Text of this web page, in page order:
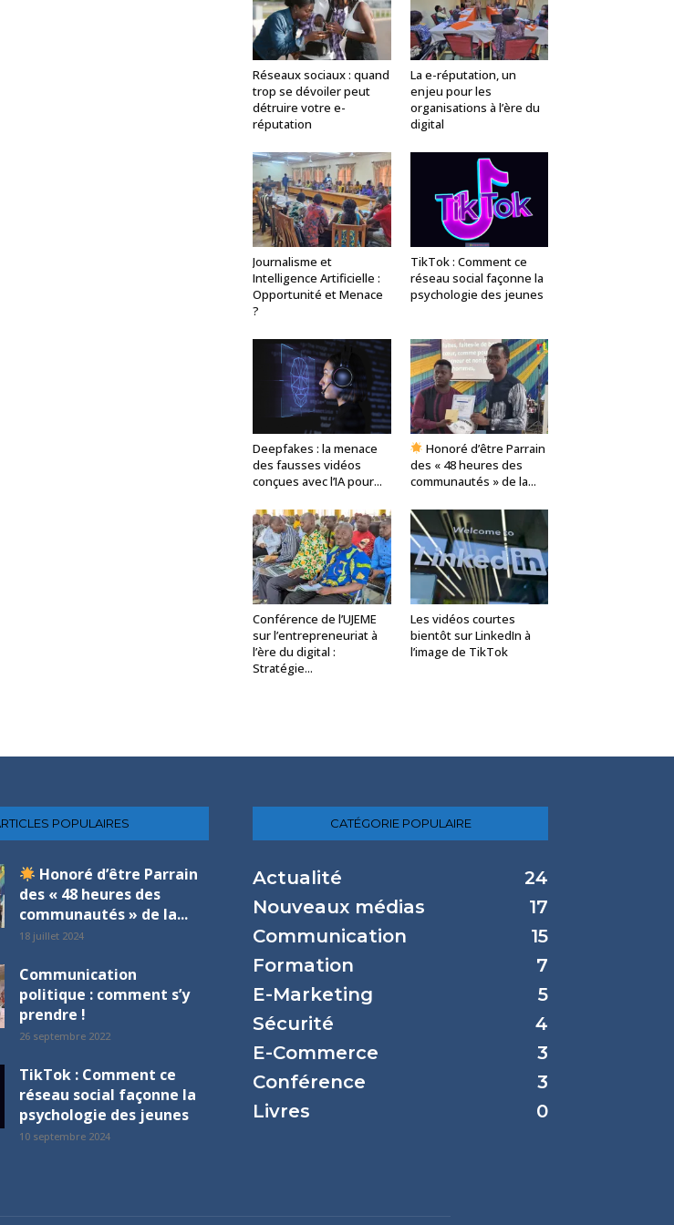
Réseaux sociaux : quand
trop se dévoiler peut
détruire votre e-
réputation
La e-réputation, un
enjeu pour les
organisations à l’ère du
digital
Journalisme et
Intelligence Artificielle :
Opportunité et Menace
?
TikTok : Comment ce
réseau social façonne la
psychologie des jeunes
Deepfakes : la menace
des fausses vidéos
conçues avec l’IA pour...
Honoré d’être Parrain
des « 48 heures des
communautés » de la...
Conférence de l’UJEME
sur l’entrepreneuriat à
l’ère du digital :
Stratégie...
Les vidéos courtes
bientôt sur LinkedIn à
l’image de TikTok
POPULAIRES
Honoré d’être Parrain
des « 48 heures des
communautés » de la...
18 juillet 2024
Communication
politique : comment s’y
prendre !
26 septembre 2022
TikTok : Comment ce
réseau social façonne la
psychologie des jeunes
10 septembre 2024
CATÉGORIE POPULAIRE
Actualité
24
Nouveaux médias
17
Communication
15
Formation
7
E-Marketing
5
Sécurité
4
E-Commerce
3
Conférence
3
Livres
0